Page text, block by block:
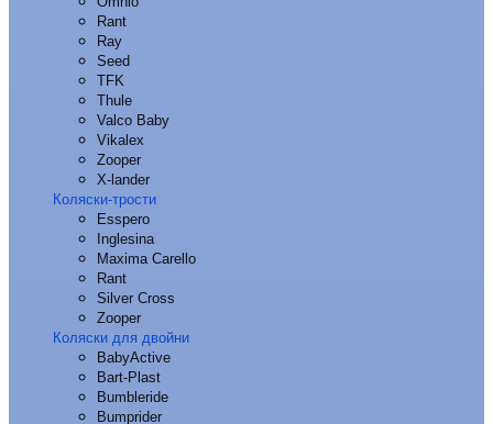
Rant
Ray
Seed
TFK
Thule
Valco Baby
Vikalex
Zooper
X-lander
Коляски-трости
Esspero
Inglesina
Maxima Carello
Rant
Silver Cross
Zooper
Коляски для двойни
BabyActive
Bart-Plast
Bumbleride
Bumprider